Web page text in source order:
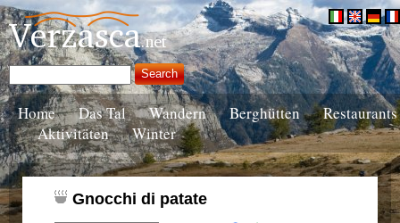
Home Das Tal Wandern Berghütten
Restaurants
Aktivitäten
Winter
Gnocchi di patate